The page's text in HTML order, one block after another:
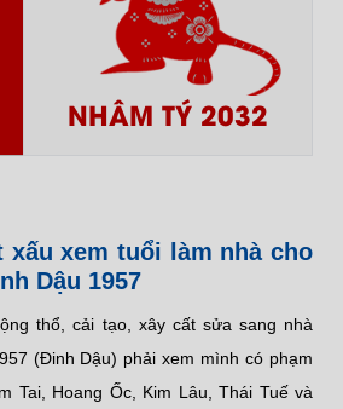
NHÂM TÝ 2032
xấu xem tuổi làm nhà cho
Dậu 1957
thổ, cải tạo, xây cất sửa sang nhà
(Đinh Dậu) phải xem mình có phạm
Tai, Hoang Ốc, Kim Lâu, Thái Tuế và